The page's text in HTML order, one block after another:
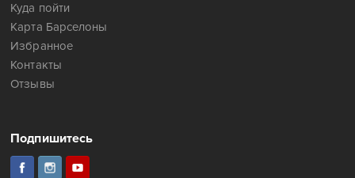
Куда пойти
Карта Барселоны
Избранное
Контакты
Отзывы
Подпишитесь